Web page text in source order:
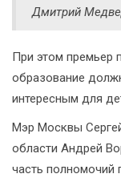
Дмитрий
При этом премьер
образование
интересным для
Мэр Москвы
области Андрей
часть полномочий